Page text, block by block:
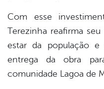
Com esse
Terezinha reafirma
estar da população
entrega da obra
comunidade Lagoa de